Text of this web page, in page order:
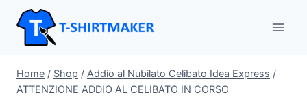
Salta
contenuto
Home / Shop / Addio al Nubilato Celibato Idea Express /
ATTENZIONE ADDIO AL CELIBATO IN CORSO